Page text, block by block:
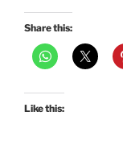
Share this:
Like this: